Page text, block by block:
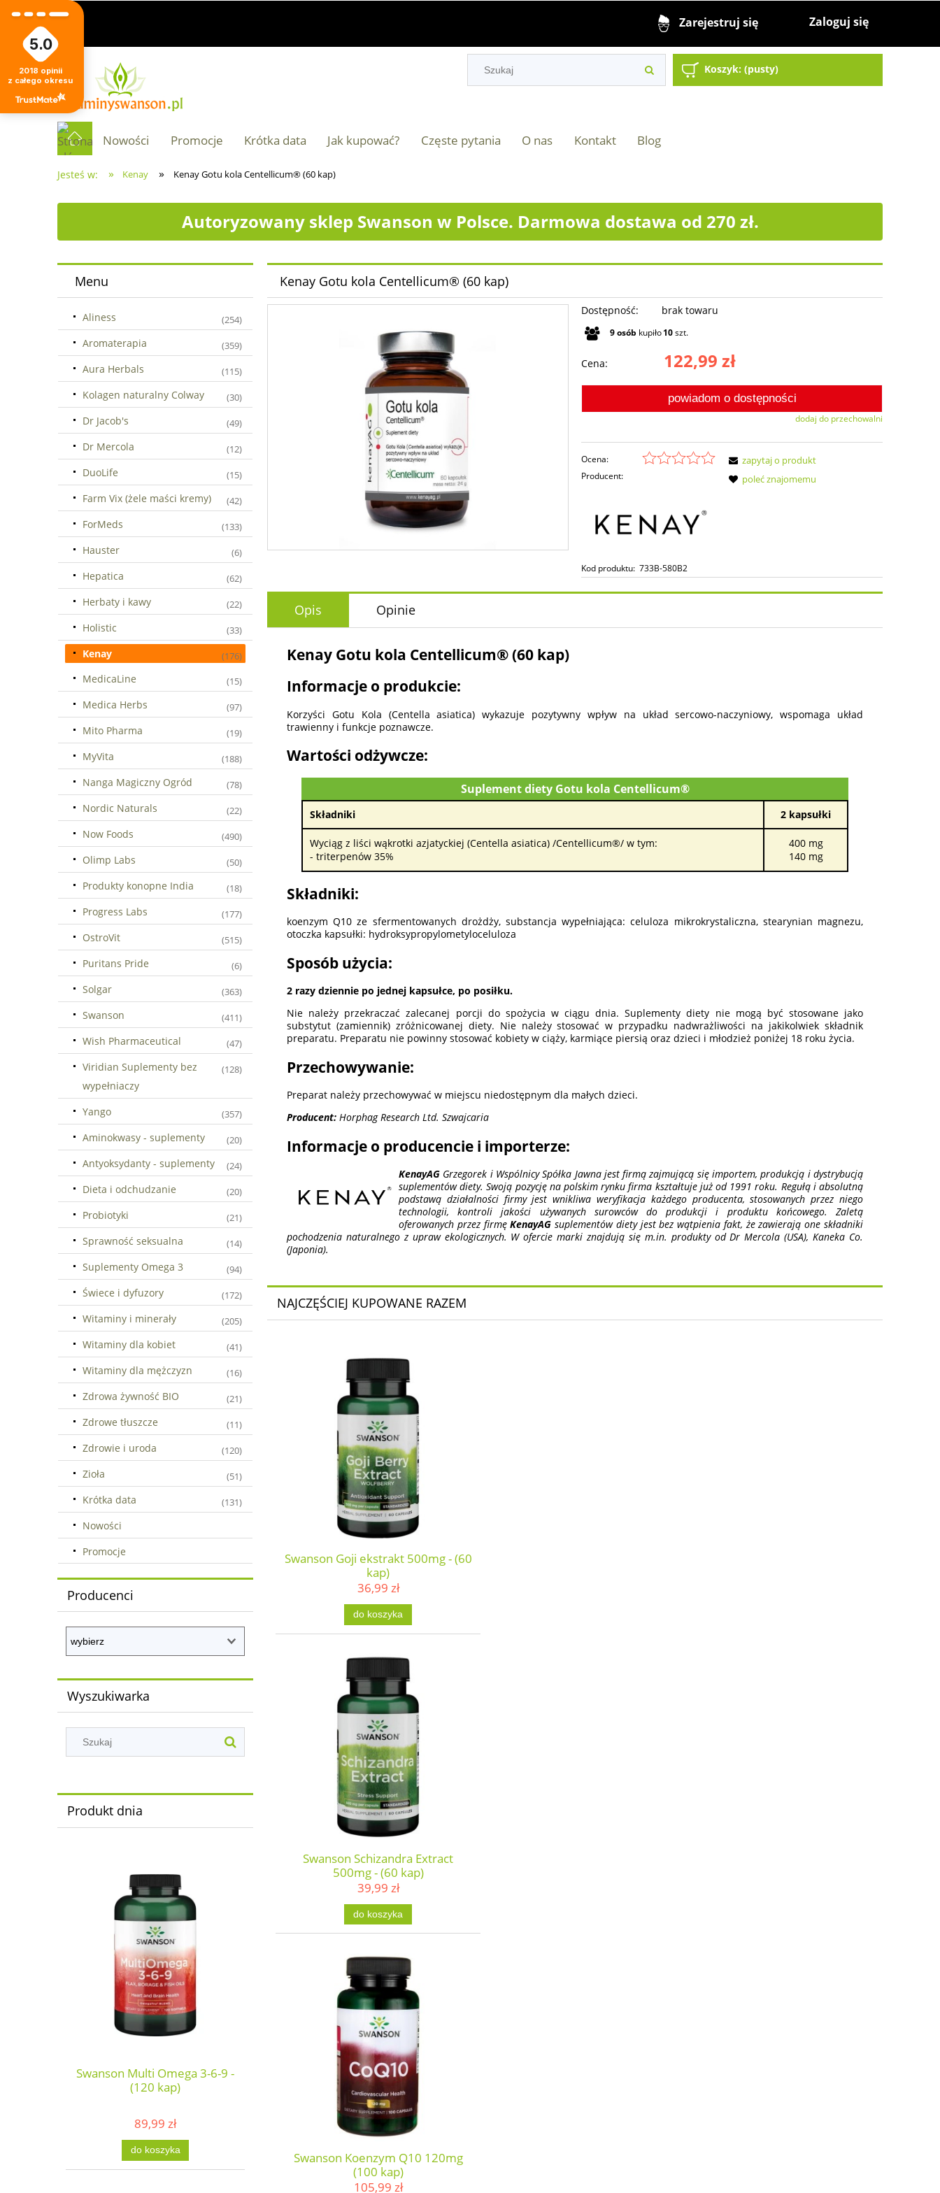
Zarejestruj się Zaloguj się
Koszyk: (pusty)
Nowości Promocje Krótka data Jak kupować? Częste pytania O nas Kontakt Blog
Jesteś w: » Kenay » Kenay Gotu kola Centellicum® (60 kap)
Autoryzowany sklep Swanson w Polsce. Darmowa dostawa od 270 zł.
Menu
Aliness (254)
Aromaterapia (359)
Aura Herbals (115)
Kolagen naturalny Colway (30)
Dr Jacob's (49)
Dr Mercola (12)
DuoLife (15)
Farm Vix (żele maści kremy) (42)
ForMeds (133)
Hauster (6)
Hepatica (62)
Herbaty i kawy (22)
Holistic (33)
Kenay (176)
MedicaLine (15)
Medica Herbs (97)
Mito Pharma (19)
MyVita (188)
Nanga Magiczny Ogród (78)
Nordic Naturals (22)
Now Foods (490)
Olimp Labs (50)
Produkty konopne India (18)
Progress Labs (177)
OstroVit (515)
Puritans Pride (6)
Solgar (363)
Swanson (411)
Wish Pharmaceutical (47)
Viridian Suplementy bez
wypełniaczy
(128)
Yango (357)
Aminokwasy - suplementy (20)
Antyoksydanty - suplementy (24)
Dieta i odchudzanie (20)
Probiotyki (21)
Sprawność seksualna (14)
Suplementy Omega 3 (94)
Świece i dyfuzory (172)
Witaminy i minerały (205)
Witaminy dla kobiet (41)
Witaminy dla mężczyzn (16)
Zdrowa żywność BIO (21)
Zdrowe tłuszcze (11)
Zdrowie i uroda (120)
Zioła (51)
Krótka data (131)
Nowości
Promocje
Producenci
Wyszukiwarka
Produkt dnia
Swanson Multi Omega 3-6-9 -
(120 kap)
89,99 zł
do koszyka
Kenay Gotu kola Centellicum® (60 kap)
Dostępność: brak towaru
9osób kupiło10szt.
Cena: 122,99 zł
powiadom o dostępności
dodaj do przechowalni
Ocena:
Producent:
Kod produktu: 733B-580B2
zapytaj o produkt
poleć znajomemu
Opis Opinie
Kenay Gotu kola Centellicum® (60 kap)
Informacje o produkcie:
Korzyści Gotu Kola (Centella asiatica) wykazuje pozytywny wpływ na układ sercowo-naczyniowy, wspomaga układ
trawienny i funkcje poznawcze.
Wartości odżywcze:
Suplement diety Gotu kola Centellicum®
Składniki 2 kapsułki
Wyciąg z liści wąkrotki azjatyckiej (Centella asiatica) /Centellicum®/ w tym:
- triterpenów 35%
400 mg
140 mg
Składniki:
koenzym Q10 ze sfermentowanych drożdży, substancja wypełniająca: celuloza mikrokrystaliczna, stearynian magnezu,
otoczka kapsułki: hydroksypropylometyloceluloza
Sposób użycia:
2 razy dziennie po jednej kapsułce, po posiłku.
Nie należy przekraczać zalecanej porcji do spożycia w ciągu dnia. Suplementy diety nie mogą być stosowane jako
substytut (zamiennik) zróżnicowanej diety. Nie należy stosować w przypadku nadwrażliwości na jakikolwiek składnik
preparatu. Preparatu nie powinny stosować kobiety w ciąży, karmiące piersią oraz dzieci i młodzież poniżej 18 roku życia.
Przechowywanie:
Preparat należy przechowywać w miejscu niedostępnym dla małych dzieci.
Producent: Horphag Research Ltd. Szwajcaria
Informacje o producencie i importerze:
KenayAG Grzegorek i Wspólnicy Spółka Jawna jest firmą zajmującą się importem, produkcją i dystrybucją
suplementów diety. Swoją pozycję na polskim rynku firma kształtuje już od 1991 roku. Regułą i absolutną
podstawą działalności firmy jest wnikliwa weryfikacja każdego producenta, stosowanych przez niego
technologii, kontroli jakości używanych surowców do produkcji i produktu końcowego. Zaletą
oferowanych przez firmęKenayAG suplementów diety jest bez wątpienia fakt, że zawierają one składniki
pochodzenia naturalnego z upraw ekologicznych. W ofercie marki znajdują się m.in. produkty od Dr Mercola (USA), Kaneka Co.
(Japonia).
NAJCZĘŚCIEJ KUPOWANE RAZEM
Swanson Goji ekstrakt 500mg - (60
kap)
36,99 zł
do koszyka
Swanson Schizandra Extract
500mg - (60 kap)
39,99 zł
do koszyka
Swanson Koenzym Q10 120mg
(100 kap)
105,99 zł
5.0
2018 opinii
z całego okresu